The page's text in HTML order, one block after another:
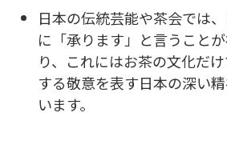
日本の伝統芸能や茶会では
に「承ります」と言うこと
り、これにはお茶の文化だ
する敬意を表す日本の深い
います。